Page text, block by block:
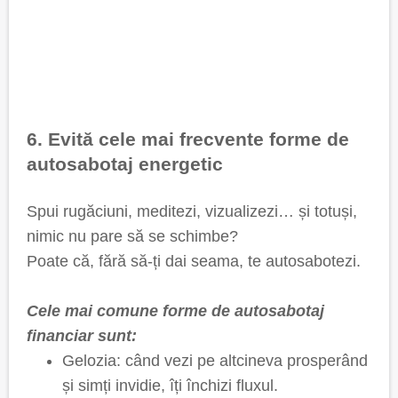
6. Evită cele mai frecvente forme de
autosabotaj energetic
Spui rugăciuni, meditezi, vizualizezi… și totuși,
nimic nu pare să se schimbe?
Poate că, fără să-ți dai seama, te autosabotezi.
Cele mai comune forme de autosabotaj
financiar sunt:
Gelozia: când vezi pe altcineva prosperând
și simți invidie, îți închizi fluxul.